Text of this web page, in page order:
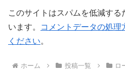
このサイトはスパムを低減する
います。
コメントデータの処
ください。
ホーム 投稿一覧 ロ